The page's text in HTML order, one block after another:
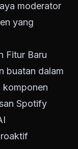
moderator
yang
Fitur Baru
buatan dalam
komponen
Spotify